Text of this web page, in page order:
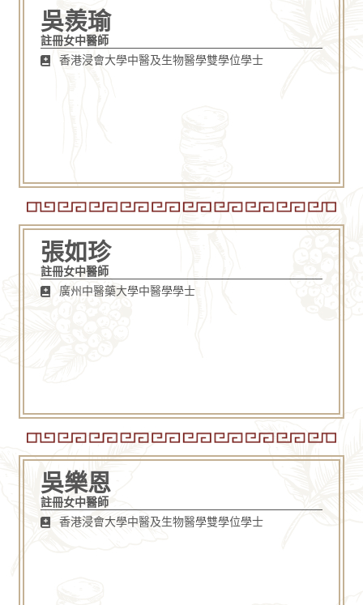
吳羨瑜
註冊女中醫師
香港浸會大學中醫及生物醫學雙學位學士​
張如珍
註冊女中醫師
廣州中醫藥大學中醫學學士
吳樂恩
註冊女中醫師
香港浸會大學中醫及生物醫學雙學位學士​​